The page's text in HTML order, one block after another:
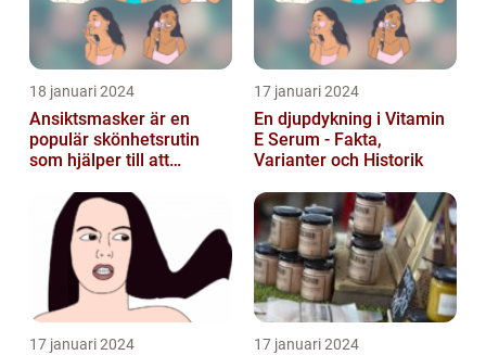
18 januari 2024
Ansiktsmasker är en
populär skönhetsrutin
som hjälper till att
huden
17 januari 2024
En djupdykning i Vitamin
E Serum - Fakta,
Varianter och Historik
17 januari 2024 17 januari 2024